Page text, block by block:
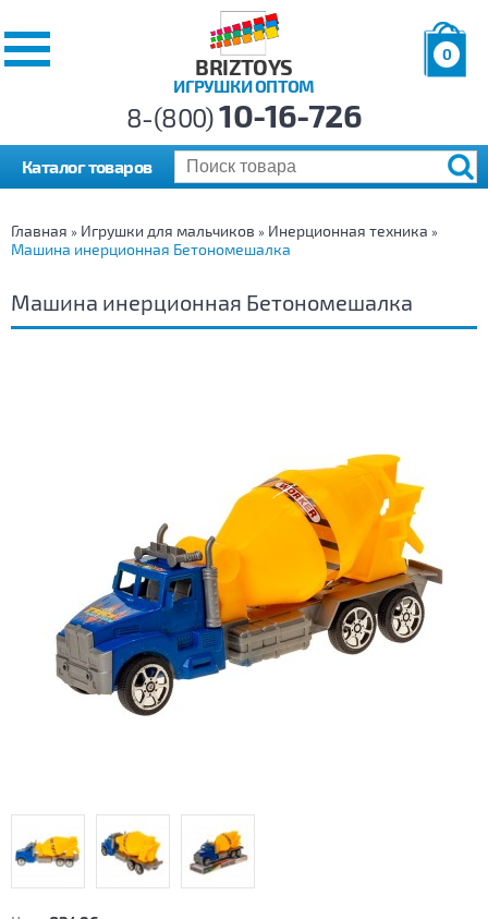
BRIZTOYS
ИГРУШКИ ОПТОМ
0
р.
8-(800)10-16-726
Каталог товаров
Главная » Игрушки для мальчиков » Инерционная техника »
Машина инерционная Бетономешалка
Машина инерционная Бетономешалка